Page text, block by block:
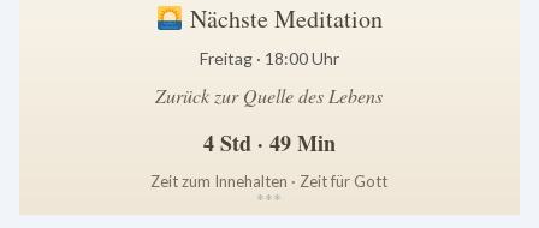
Nächste Meditation
Freitag · 18:00 Uhr
Zurück zur Quelle des Lebens
4 Std · 49 Min
Zeit zum Innehalten · Zeit für Gott
***